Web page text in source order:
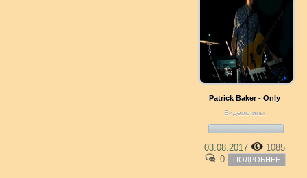
Patrick Baker - Only
Видеоклипы
03.08.2017
1085
0
ПОДРОБНЕЕ